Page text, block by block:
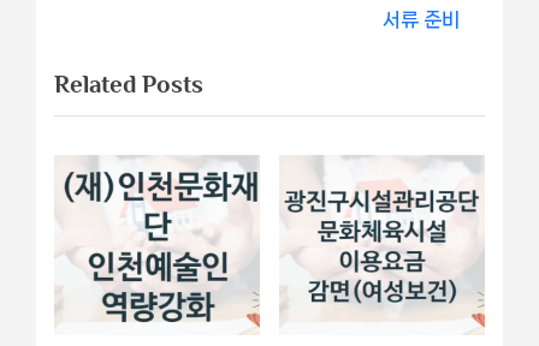
이
u
s
P
o
t
P
o
t
서류 준비
Related Posts